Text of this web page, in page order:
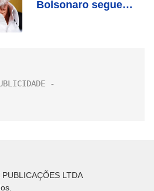
Bolsonaro segue
LTDA